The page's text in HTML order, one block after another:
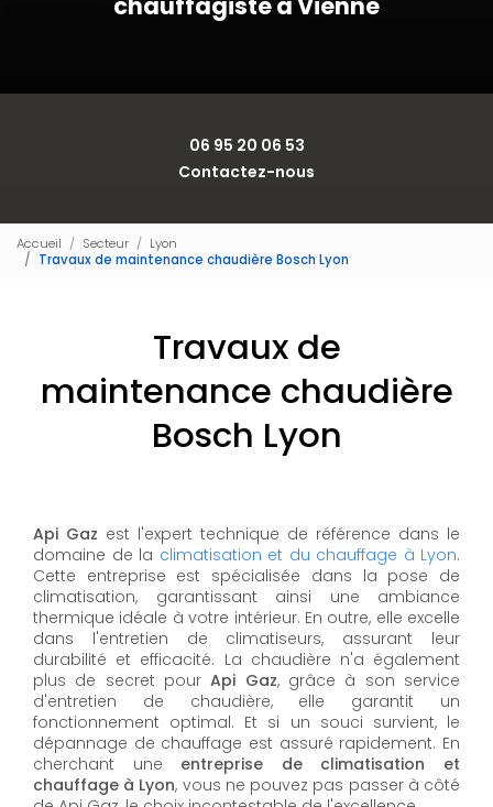
06 95 20 06 53
Contactez-nous
Accueil Secteur
Lyon
Travaux de maintenance chaudière Bosch Lyon
Travaux de
maintenance chaudière
Bosch Lyon
Api Gaz est l'expert technique de référence dans le
domaine de la climatisation et du chauffage à Lyon.
Cette entreprise est spécialisée dans la pose de
climatisation, garantissant ainsi une ambiance
thermique idéale à votre intérieur. En outre, elle excelle
dans l'entretien de climatiseurs, assurant leur
durabilité et efficacité. La chaudière n'a également
plus de secret pourApi Gaz, grâce à son service
d'entretien de chaudière, elle garantit un
fonctionnement optimal. Et si un souci survient, le
dépannage de chauffage est assuré rapidement. En
cherchant une entreprise de climatisation et
chauffage à Lyon, vous ne pouvez pas passer à côté